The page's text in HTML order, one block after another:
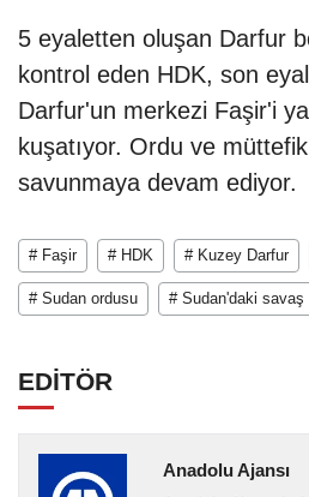
5 eyaletten oluşan Darfur
kontrol eden HDK, son
Darfur'un merkezi Faşir'i
kuşatıyor. Ordu ve
savunmaya devam ediyor.
# Faşir # HDK # Kuzey Darfur
# Sudan ordusu # Sudan'daki savaş
EDİTÖR
Anadolu Ajansı